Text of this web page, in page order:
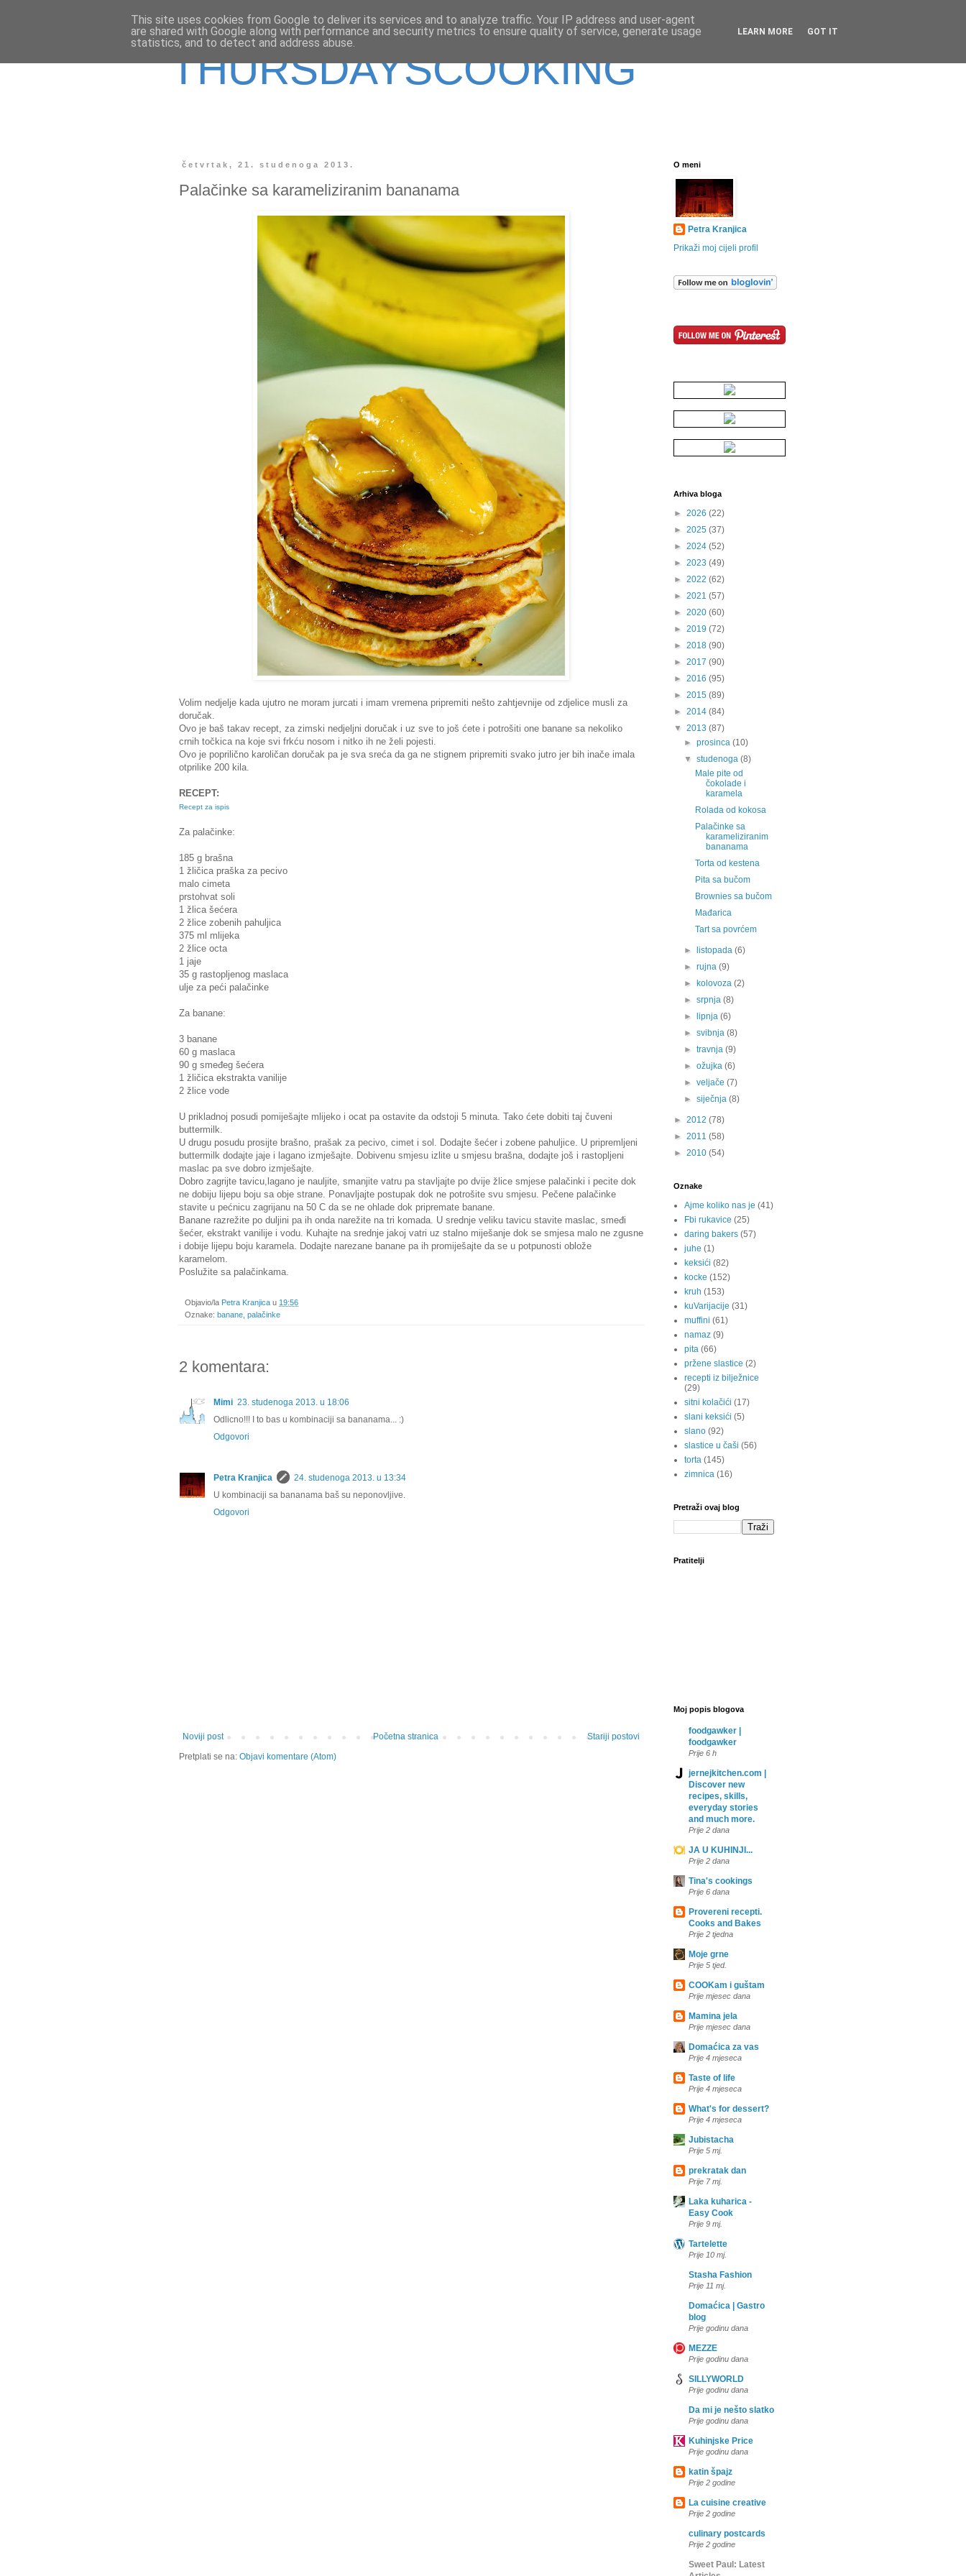
THURSDAYSCOOKING
četvrtak, 21. studenoga 2013.
Palačinke sa karameliziranim bananama
Volim nedjelje kada ujutro ne moram jurcati i imam vremena pripremiti nešto zahtjevnije od zdjelice musli za
doručak.
Ovo je baš takav recept, za zimski nedjeljni doručak i uz sve to još ćete i potrošiti one banane sa nekoliko
crnih točkica na koje svi frkću nosom i nitko ih ne želi pojesti.
Ovo je poprilično karoličan doručak pa je sva sreća da ga ne stignem pripremiti svako jutro jer bih inače imala
otprilike 200 kila.
RECEPT:
Recept za ispis
Za palačinke:
185 g brašna
1 žličica praška za pecivo
malo cimeta
prstohvat soli
1 žlica šećera
2 žlice zobenih pahuljica
375 ml mlijeka
2 žlice octa
1 jaje
35 g rastopljenog maslaca
ulje za peći palačinke
Za banane:
3 banane
60 g maslaca
90 g smeđeg šećera
1 žličica ekstrakta vanilije
2 žlice vode
U prikladnoj posudi pomiješajte mlijeko i ocat pa ostavite da odstoji 5 minuta. Tako ćete dobiti taj čuveni
buttermilk.
U drugu posudu prosijte brašno, prašak za pecivo, cimet i sol. Dodajte šećer i zobene pahuljice. U pripremljeni
buttermilk dodajte jaje i lagano izmješajte. Dobivenu smjesu izlite u smjesu brašna, dodajte još i rastopljeni
maslac pa sve dobro izmješajte.
Dobro zagrijte tavicu,lagano je nauljite, smanjite vatru pa stavljajte po dvije žlice smjese palačinki i pecite dok
ne dobiju lijepu boju sa obje strane. Ponavljajte postupak dok ne potrošite svu smjesu. Pečene palačinke
stavite u pećnicu zagrijanu na 50 C da se ne ohlade dok pripremate banane.
Banane razrežite po duljini pa ih onda narežite na tri komada. U srednje veliku tavicu stavite maslac, smeđi
šećer, ekstrakt vanilije i vodu. Kuhajte na srednje jakoj vatri uz stalno miješanje dok se smjesa malo ne zgusne
i dobije lijepu boju karamela. Dodajte narezane banane pa ih promiješajte da se u potpunosti oblože
karamelom.
Poslužite sa palačinkama.
Objavio/la Petra Kranjica u 19:56
Oznake: banane palačinke
2 komentara:
Mimi 23. studenoga 2013. u 18:06
Odlicno!!! I to bas u kombinaciji sa bananama... :)
Odgovori
Petra Kranjica
24. studenoga 2013. u 13:34
U kombinaciji sa bananama baš su neponovljive.
Odgovori
Noviji post Stariji postovi
Početna stranica
Pretplati se na: Objavi komentare (Atom)
O meni
Petra Kranjica
Prikaži moj cijeli profil
Arhiva bloga
► 2026 (22)
► 2025 (37)
► 2024 (52)
► 2023 (49)
► 2022 (62)
► 2021 (57)
► 2020 (60)
► 2019 (72)
► 2018 (90)
► 2017 (90)
► 2016 (95)
► 2015 (89)
► 2014 (84)
▼ 2013 (87)
►prosinca(10)
▼studenoga(8)
Male pite od
čokolade i
karamela
Rolada od kokosa
Palačinke sa
karameliziranim
bananama
Torta od kestena
Pita sa bučom
Brownies sa bučom
Mađarica
Tart sa povrćem
► listopada(6)
►rujna(9)
►
kolovoza(2)
►srpnja(8)
►
lipnja(6)
►svibnja(8)
►travnja(9)
►ožujka(6)
►veljače(7)
►siječnja(8)
► 2012 (78)
► 2011 (58)
► 2010 (54)
Oznake
Ajme koliko nas je (41)
Fbi rukavice (25)
daring bakers (57)
juhe (1)
keksići (82)
kocke (152)
kruh (153)
kuVarijacije (31)
muffini (61)
namaz (9)
pita (66)
pržene slastice (2)
recepti iz bilježnice
(29)
sitni kolačići (17)
slani keksići (5)
slano (92)
slastice u čaši (56)
torta (145)
zimnica (16)
Pretraži ovaj blog
Pratitelji
Moj popis blogova
foodgawker |
foodgawker
Prije 6 h
jernejkitchen.com |
Discover new
recipes, skills,
everyday stories
and much more.
Prije 2 dana
JA U KUHINJI...
Prije 2 dana
Tina's cookings
Prije 6 dana
Provereni recepti.
Cooks and Bakes
Prije 2 tjedna
Moje grne
Prije 5 tjed.
COOKam i guštam
Prije mjesec dana
Mamina jela
Prije mjesec dana
Domaćica za vas
Prije 4 mjeseca
Taste of life
Prije 4 mjeseca
What's for dessert?
Prije 4 mjeseca
Jubistacha
Prije 5 mj.
prekratak dan
Prije 7 mj.
Laka kuharica -
Easy Cook
Prije 9 mj.
Tartelette
Prije 10 mj.
Stasha Fashion
Prije 11 mj.
Domaćica | Gastro
blog
Prije godinu dana
MEZZE
Prije godinu dana
SILLYWORLD
Prije godinu dana
Da mi je nešto slatko
Prije godinu dana
Kuhinjske Price
Prije godinu dana
katin špajz
Prije 2 godine
La cuisine creative
Prije 2 godine
culinary postcards
Prije 2 godine
Sweet Paul: Latest
This site uses cookies from Google to deliver its services and to analyze traffic. Your IP address and user-agent
are shared with Google along with performance and security metrics to ensure quality of service, generate usage
statistics, and to detect and address abuse.
LEARN MORE GOT IT